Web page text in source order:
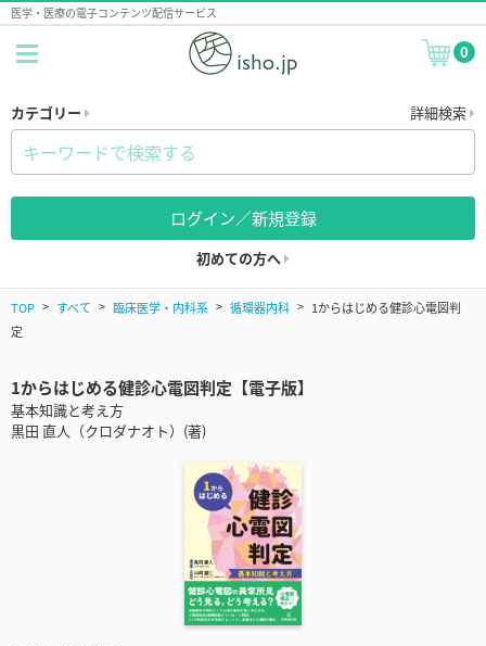
医学・医療の電子コンテンツ配信サービス
0
カテゴリー 詳細検索
ログイン／新規登録
初めての方へ
TOP すべて 臨床医学・内科系 循環器内科
1からはじめる健診心電図判
定
1からはじめる健診心電図判定【電子版】
基本知識と考え方
黒田 直人（クロダナオト）(著)